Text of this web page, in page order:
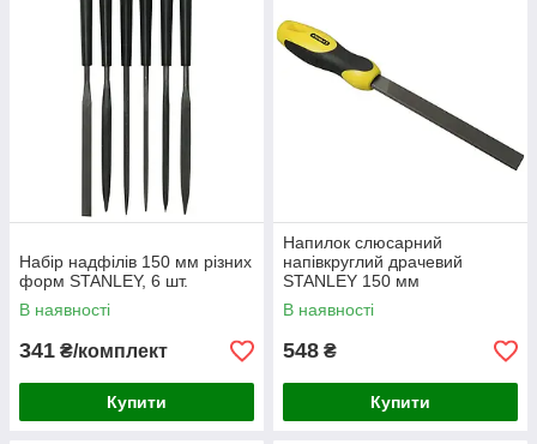
Набір надфілів 150 мм різних
форм STANLEY, 6 шт.
В наявності
341 ₴/комплект
Купити
Напилок слюсарний
напівкруглий драчевий
STANLEY 150 мм
В наявності
548 ₴
Купити